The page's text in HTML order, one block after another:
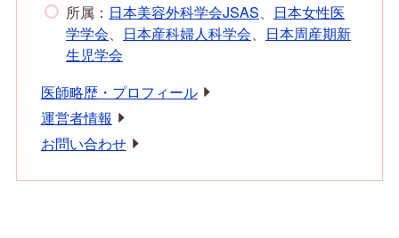
所属： 日本美容外科学会JSAS、 日本女性医
学学会、 日本産科婦人科学会、 日本周産期新
生児学会
医師略歴・プロフィール
運営者情報
お問い合わせ